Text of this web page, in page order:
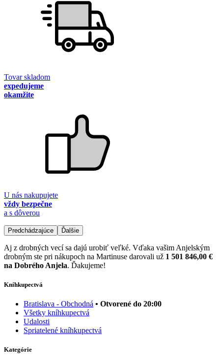
Tovar skladom
expedujeme
okamžite
U nás nakupujete
vždy bezpečne
a s dôverou
Predchádzajúce Ďalšie
Aj z drobných vecí sa dajú urobiť veľké. Vďaka vašim Anjelským
drobným ste pri nákupoch na Martinuse darovali už 1 501 846,00 €
na Dobrého Anjela. Ďakujeme!
Kníhkupectvá
Bratislava - Obchodná • Otvorené do 20:00
Všetky kníhkupectvá
Udalosti
Spriatelené kníhkupectvá
Kategórie